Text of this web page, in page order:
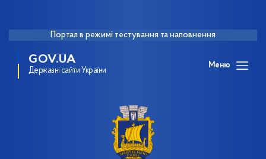
Портал в режимі тестування та наповнення
GOV.UA
Державні сайти України
Меню